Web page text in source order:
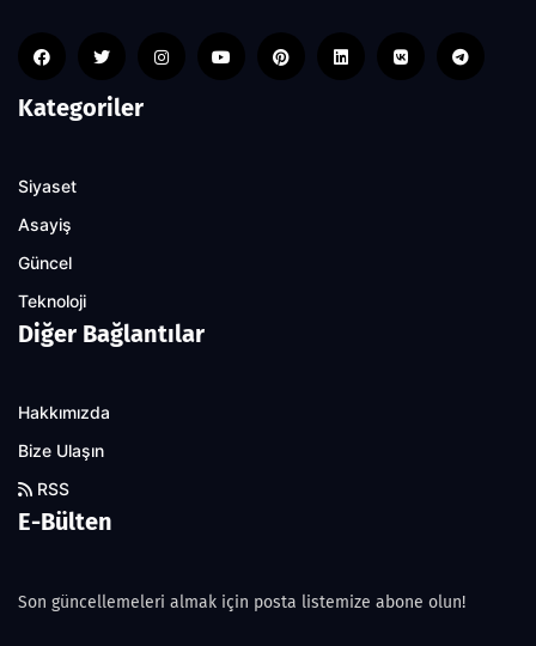
Kategoriler
Siyaset
Asayiş
Güncel
Teknoloji
Diğer Bağlantılar
Hakkımızda
Bize Ulaşın
RSS
E-Bülten
Son güncellemeleri almak için posta listemize abone olun!